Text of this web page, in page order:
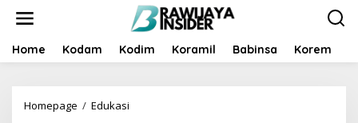
t
Home Kodam Kodim Koramil Babinsa Korem
Homepage / Edukasi